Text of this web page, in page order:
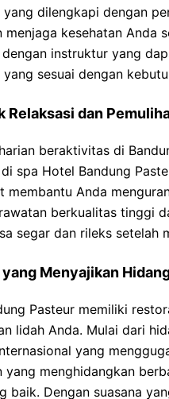
yang dilengkapi dengan
menjaga kesehatan Anda
instruktur yang
sesuai dengan
Relaksasi dan
beraktivitas di
spa Hotel Bandung
membantu Anda
berkualitas tinggi
segar dan rileks setelah
Menyajikan
Pasteur memiliki
lidah Anda. Mulai dari
yang
yang menghidangkan
baik. Dengan suasana